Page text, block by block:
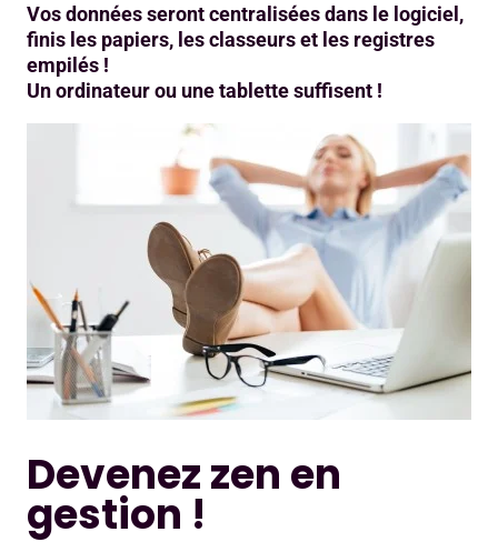
Vos données seront centralisées dans le logiciel,
finis les papiers, les classeurs et les registres
empilés !
Un ordinateur ou une tablette suffisent !
Devenez zen en
gestion !